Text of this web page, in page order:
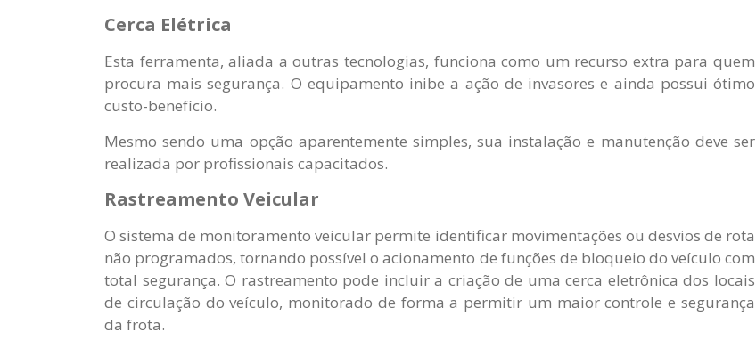
Cerca Elétrica
Esta ferramenta, aliada a outras tecnologias, funciona como um recurso extra para quem
procura mais segurança. O equipamento inibe a ação de invasores e ainda possui ótimo
custo-benefício.
Mesmo sendo uma opção aparentemente simples, sua instalação e manutenção deve ser
realizada por profissionais capacitados.
Rastreamento Veicular
O sistema de monitoramento veicular permite identificar movimentações ou desvios de rota
não programados, tornando possível o acionamento de funções de bloqueio do veículo com
total segurança. O rastreamento pode incluir a criação de uma cerca eletrônica dos locais
de circulação do veículo, monitorado de forma a permitir um maior controle e segurança
da frota.